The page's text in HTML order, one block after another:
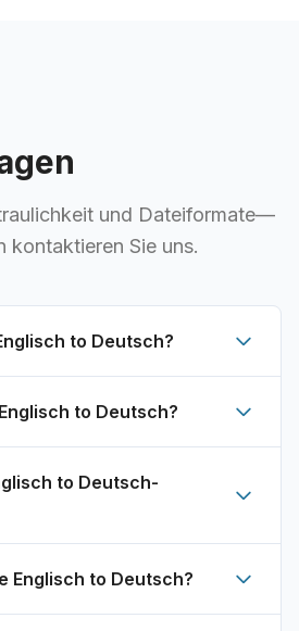
und Dateiformate—
kontaktieren Sie uns.
to Deutsch?
to Deutsch?
to Deutsch-
Englisch to Deutsch?